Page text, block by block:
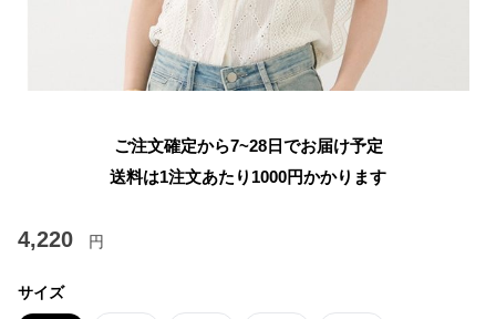
ご注文確定から7~28日でお届け予定
送料は1注文あたり 1000円かかります
4,220 円
サイズ